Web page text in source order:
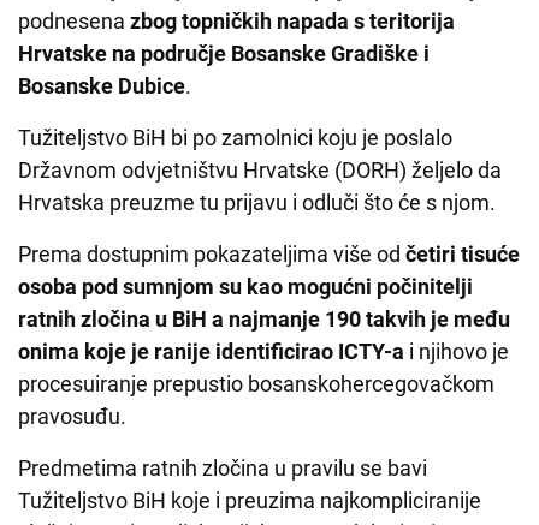
podnesena zbog topničkih napada s teritorija
Hrvatske na područje Bosanske Gradiške i
Bosanske Dubice.
Tužiteljstvo BiH bi po zamolnici koju je poslalo
Državnom odvjetništvu Hrvatske (DORH) željelo da
Hrvatska preuzme tu prijavu i odluči što će s njom.
Prema dostupnim pokazateljima više od četiri tisuće
osoba pod sumnjom su kao mogućni počinitelji
ratnih zločina u BiH a najmanje 190 takvih je među
onima koje je ranije identificirao ICTY-a i njihovo je
procesuiranje prepustio bosanskohercegovačkom
pravosuđu.
Predmetima ratnih zločina u pravilu se bavi
Tužiteljstvo BiH koje i preuzima najkompliciranije